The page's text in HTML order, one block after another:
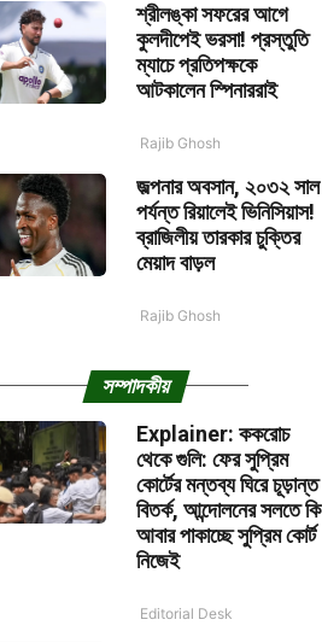
শ্রীলঙ্কা সফরের আগে
কুলদীপেই ভরসা! প্রস্তুতি
ম্যাচে প্রতিপক্ষকে
আটকালেন স্পিনাররাই
Rajib Ghosh
জল্পনার অবসান, ২০৩২ সাল
পর্যন্ত রিয়ালেই ভিনিসিয়াস!
ব্রাজিলীয় তারকার চুক্তির
মেয়াদ বাড়ল
Rajib Ghosh
সম্পাদকীয়
Explainer: ককরোচ
থেকে গুলি: ফের সুপ্রিম
কোর্টের মন্তব্য ঘিরে চূড়ান্ত
বিতর্ক, আন্দোলনের সলতে কি
আবার পাকাচ্ছে সুপ্রিম কোর্ট
নিজেই
Editorial Desk